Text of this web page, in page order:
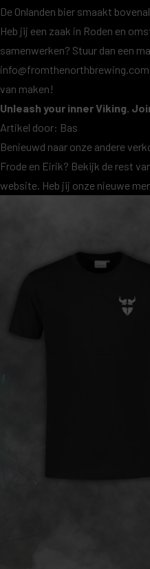
De Onlanden bier smaakt
Heb jij een zaak in Roden en
samenwerken? Stuur dan een
info@fromthenorthbrewing.com
van maken!
Unleash your inner Viking.
Artikel door: Bas
Benieuwd naar onze andere
Frode en Eirik? Bekijk de rest
website. Heb jij onze nieuwe